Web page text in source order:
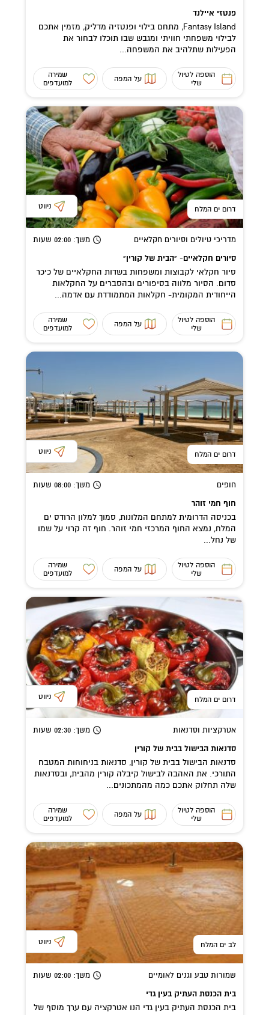
פנטזי איילנד
Fantasy Island, מתחם בילוי ופנטזיה מדליק, מזמין אתכם
לבילוי משפחתי חוויתי ומגבש שבו תוכלו לבחור את
הפעילות שתלהיב את המשפחה...
הוספה לטיול
שלי
על המפה
שמירה
למועדפים
דרום ים המלח ניווט
מדריכי טיולים וסיורים חקלאיים משך: 02:00 שעות
סיורים חקלאיים- "הבית של קורין"
סיור חקלאי לקבוצות ומשפחות בשדות החקלאיים של כיכר
סדום. הסיור מלווה בסיפורים ובהסברים על החקלאות
הייחודית המקומית- חקלאות המתמודדת עם אדמה...
הוספה לטיול
שלי
על המפה
שמירה
למועדפים
דרום ים המלח ניווט
חופים משך: 08:00 שעות
חוף חמי זוהר
בכניסה הדרומית למתחם המלונות, סמוך למלון הרודס ים
המלח, נמצא החוף המרכזי חמי זוהר. חוף זה קרוי על שמו
של נחל...
הוספה לטיול
שלי
על המפה
שמירה
למועדפים
דרום ים המלח ניווט
אטרקציות וסדנאות משך: 02:30 שעות
סדנאות הבישול בבית של קורין
סדנאות הבישול בבית של קורין, סדנאות בניחוחות המטבח
התורכי. את האהבה לבישול קיבלה קורין מהבית, ובסדנאות
שלה תחלוק אתכם כמה מהמתכונים...
הוספה לטיול
שלי
על המפה
שמירה
למועדפים
לב ים המלח ניווט
שמורות טבע וגנים לאומיים משך: 02:00 שעות
בית הכנסת העתיק בעין גדי
בית הכנסת העתיק בעין גדי הנו אטרקציה עם ערך מוסף של